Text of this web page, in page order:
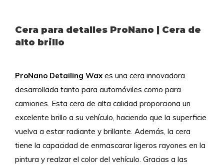
Cera para detalles ProNano | Cera de
alto brillo
ProNano Detailing Wax es una cera innovadora
desarrollada tanto para automóviles como para
camiones. Esta cera de alta calidad proporciona un
excelente brillo a su vehículo, haciendo que la superficie
vuelva a estar radiante y brillante. Además, la cera
tiene la capacidad de enmascarar ligeros rayones en la
pintura y realzar el color del vehículo. Gracias a las